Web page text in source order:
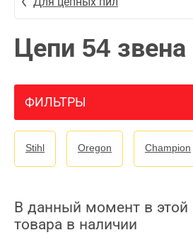
Цепи 54 звена
ФИЛЬТРЫ
Stihl Oregon Champion
В данный момент в этой
товара в наличии